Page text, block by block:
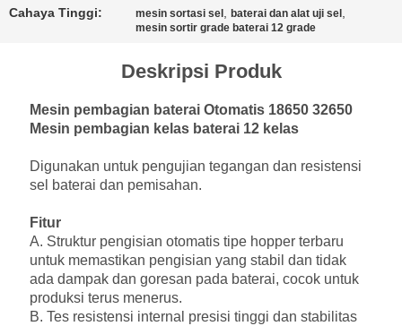
Cahaya Tinggi: mesin sortasi sel ,baterai dan alat uji sel
mesin sortir grade baterai 12 grade
Deskripsi Produk
Mesin pembagian baterai Otomatis 18650 32650
Mesin pembagian kelas baterai 12 kelas
Digunakan untuk pengujian tegangan dan resistensi
sel baterai dan pemisahan.
Fitur
A. Struktur pengisian otomatis tipe hopper terbaru
untuk memastikan pengisian yang stabil dan tidak
ada dampak dan goresan pada baterai, cocok untuk
produksi terus menerus.
B. Tes resistensi internal presisi tinggi dan stabilitas